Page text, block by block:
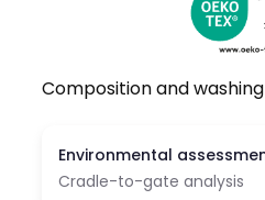
Composition and washing